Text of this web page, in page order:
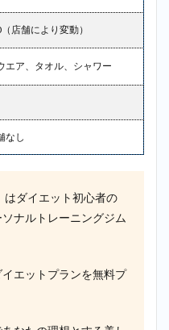
店舗により変動）
エア、タオル、シャワー
なし
はダイエット初心者の
ナルトレーニングジム
エットプランを無料プ